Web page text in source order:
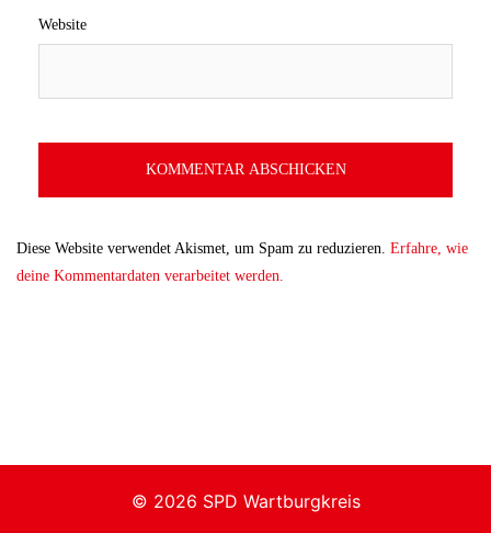
Website
Diese Website verwendet Akismet, um Spam zu reduzieren. Erfahre, wie
deine Kommentardaten verarbeitet werden.
© 2026 SPD Wartburgkreis